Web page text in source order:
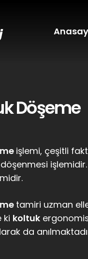
Döşeme
işlemi, çeşitli
tamiri uzman
ki koltuk
da